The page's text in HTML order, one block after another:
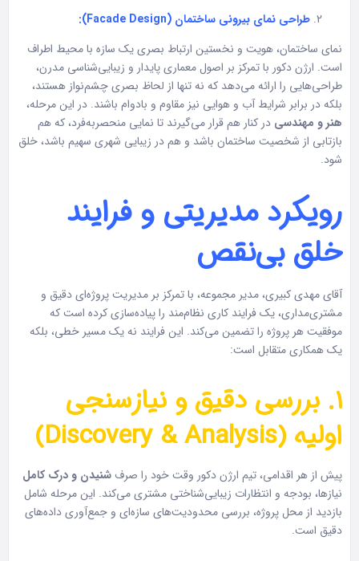
طراحی نمای بیرونی ساختمان (Facade Design):
نمای ساختمان، هویت و نخستین ارتباط بصری یک سازه با محیط اطراف
است. ارژن دکور با تمرکز بر اصول معماری پایدار و زیبایی‌شناسی مدرن،
طراحی‌هایی را ارائه می‌دهد که نه تنها از لحاظ بصری چشم‌نواز هستند،
بلکه در برابر شرایط آب و هوایی نیز مقاوم و بادوام باشند. در این مرحله،
هنر و مهندسی در کنار هم قرار می‌گیرند تا نمایی منحصر‌به‌فرد، که هم
بازتابی از شخصیت ساختمان باشد و هم در زیبایی شهری سهیم باشد، خلق
شود.
رویکرد مدیریتی و فرایند
خلق بی‌نقص
آقای مهدی کبیری، مدیر مجموعه، با تمرکز بر مدیریت پروژه‌ای دقیق و
مشتری‌مداری، یک فرایند کاری نظام‌مند را پیاده‌سازی کرده است که
موفقیت هر پروژه را تضمین می‌کند. این فرایند نه یک مسیر خطی، بلکه
یک همکاری متقابل است:
۱. بررسی دقیق و نیازسنجی
اولیه (Discovery & Analysis)
پیش از هر اقدامی، تیم ارژن دکور وقت خود را صرف شنیدن و درک کامل
نیازها، بودجه و انتظارات زیبایی‌شناختی مشتری می‌کند. این مرحله شامل
بازدید از محل پروژه، بررسی محدودیت‌های سازه‌ای و جمع‌آوری داده‌های
دقیق است.